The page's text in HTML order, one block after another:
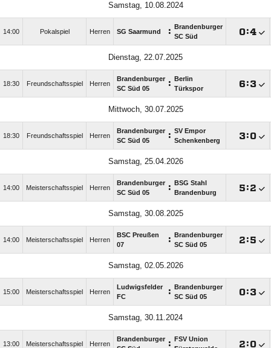
Samstag, 10.08.2024
14:00 Pokalspiel Herren SG Saarmund :
Brandenburger
SC Süd
:
Dienstag, 22.07.2025
18:30 Freundschaftsspiel Herren
Brandenburger
SC Süd 05
:
Berlin
Türkspor
:
Mittwoch, 30.07.2025
18:30 Freundschaftsspiel Herren
Brandenburger
SC Süd 05
: SV Empor
Schenkenberg
:
Samstag, 25.04.2026
14:00 Meisterschaftsspiel Herren
Brandenburger
SC Süd 05
:
BSG Stahl
Brandenburg
:
Samstag, 30.08.2025
14:00 Meisterschaftsspiel Herren
BSC Preußen
07
:
Brandenburger
SC Süd 05
:
Samstag, 02.05.2026
15:00 Meisterschaftsspiel Herren
Ludwigsfelder
FC
:
Brandenburger
SC Süd 05
:
Samstag, 30.11.2024
13:00 Meisterschaftsspiel Herren
Brandenburger :
FSV Union
: